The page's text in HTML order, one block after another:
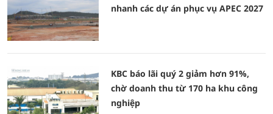
nhanh các dự án phục vụ APEC 2027
KBC báo lãi quý 2 giảm hơn 91%,
chờ doanh thu từ 170 ha khu công
nghiệp